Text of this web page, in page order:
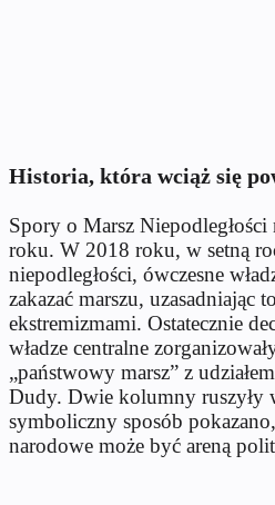
Historia, która wciąż się
Spory o Marsz Niepodległości
roku. W 2018 roku, w setną
niepodległości, ówczesne
zakazać marszu, uzasadniając
ekstremizmami. Ostatecznie
władze centralne
„państwowy marsz” z
Dudy. Dwie kolumny ruszyły
symboliczny sposób
narodowe może być areną